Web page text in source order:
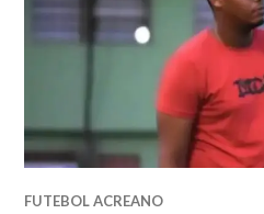
FUTEBOL ACREANO